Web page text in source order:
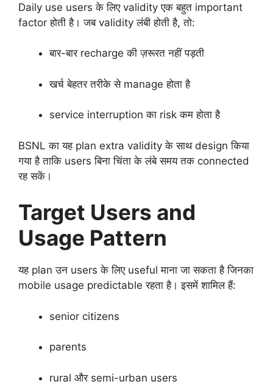
Daily use users के लिए validity एक बहुत important
factor होती है। जब validity लंबी होती है, तो:
बार-बार recharge की ज़रूरत नहीं पड़ती
खर्च बेहतर तरीके से manage होता है
service interruption का risk कम होता है
BSNL का यह plan extra validity के साथ design किया
गया है ताकि users बिना चिंता के लंबे समय तक connected
रह सकें।
Target Users and
Usage Pattern
यह plan उन users के लिए useful माना जा सकता है जिनका
mobile usage predictable रहता है। इसमें शामिल हैं:
senior citizens
parents
rural और semi-urban users